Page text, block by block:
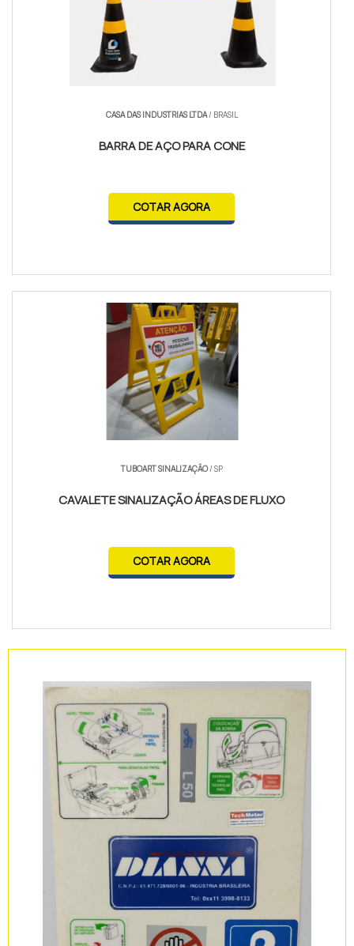
CASA DAS INDUSTRIAS LTDA/ BRASIL
BARRA DE AÇO PARA CONE
COTAR AGORA
TUBOART SINALIZAÇÃO/ SP
CAVALETE SINALIZAÇÃO ÁREAS DE FLUXO
COTAR AGORA